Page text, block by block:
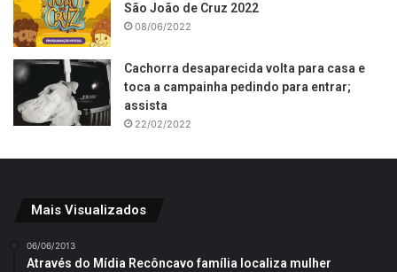
São João de Cruz 2022
08/06/2022
Cachorra desaparecida volta para casa e
toca a campainha pedindo para entrar;
assista
22/02/2022
Mais Visualizados
06/06/2013
Através do Mídia Recôncavo família localiza mulher